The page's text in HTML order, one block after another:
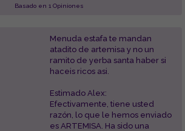
Basado en 1 Opiniones
Menuda estafa te mandan
atadito de artemisa y no un
ramito de yerba santa haber si
haceis ricos asi.
Estimado Alex:
Efectivamente, tiene usted
razón, lo que le hemos enviado
es ARTEMISA. Ha sido una